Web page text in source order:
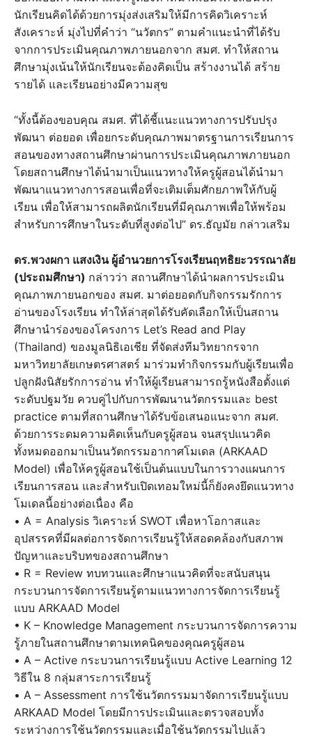
นักเรียนคิดได้ด้วยการมุ่งส่งเสริมให้มีการคิดวิเคราะห์
สังเคราะห์ มุ่งไปที่คำว่า “นวัตกร” ตามคำแนะนำที่ได้รับ
จากการประเมินคุณภาพภายนอกจาก สมศ. ทำให้สถาน
ศึกษามุ่งเน้นให้นักเรียนจะต้องคิดเป็น สร้างงานได้ สร้าย
รายได้ และเรียนอย่างมีความสุข
“ทั้งนี้ต้องขอบคุณ สมศ. ที่ได้ชี้แนะแนวทางการปรับปรุง
พัฒนา ต่อยอด เพื่อยกระดับคุณภาพมาตรฐานการเรียนการ
สอนของทางสถานศึกษาผ่านการประเมินคุณภาพภายนอก
โดยสถานศึกษาได้นำมาเป็นแนวทางให้ครูผู้สอนได้นำมา
พัฒนาแนวทางการสอนเพื่อที่จะเติมเต็มศักยภาพให้กับผู้
เรียน เพื่อให้สามารถผลิตนักเรียนที่มีคุณภาพเพื่อให้พร้อม
สำหรับการศึกษาในระดับที่สูงต่อไป” ดร.ธัญมัย กล่าวเสริม
ดร.พวงผกา แสงเงิน ผู้อำนวยการโรงเรียนฤทธิยะวรรณาลัย
(ประถมศึกษา) กล่าวว่า สถานศึกษาได้นำผลการประเมิน
คุณภาพภายนอกของ สมศ. มาต่อยอดกับกิจกรรมรักการ
อ่านของโรงเรียน ทำให้ล่าสุดได้รับคัดเลือกให้เป็นสถาน
ศึกษานำร่องของโครงการ Let’s Read and Play
(Thailand) ของมูลนิธิเอเชีย ที่จัดส่งทีมวิทยากรจาก
มหาวิทยาลัยเกษตรศาสตร์ มาร่วมทำกิจกรรมกับผู้เรียนเพื่อ
ปลูกฝังนิสัยรักการอ่าน ทำให้ผู้เรียนสามารถรู้หนังสือตั้งแต่
ระดับปฐมวัย ควบคู่ไปกับการพัฒนานวัตกรรมและ best
practice ตามที่สถานศึกษาได้รับข้อเสนอแนะจาก สมศ.
ด้วยการระดมความคิดเห็นกับครูผู้สอน จนสรุปแนวคิด
ทั้งหมดออกมาเป็นนวัตกรรมอากาศโมเดล (ARKAAD
Model) เพื่อให้ครูผู้สอนใช้เป็นต้นแบบในการวางแผนการ
เรียนการสอน และสำหรับเปิดเทอมใหม่นี้ก็ยังคงยึดแนวทาง
โมเดลนี้อย่างต่อเนื่อง คือ
• A = Analysis วิเคราะห์ SWOT เพื่อหาโอกาสและ
อุปสรรคที่มีผลต่อการจัดการเรียนรู้ให้สอดคล้องกับสภาพ
ปัญหาและบริบทของสถานศึกษา
• R = Review ทบทวนและศึกษาแนวคิดที่จะสนับสนุน
กระบวนการจัดการเรียนรู้ตามแนวทางการจัดการเรียนรู้
แบบ ARKAAD Model
• K – Knowledge Management กระบวนการจัดการความ
รู้ภายในสถานศึกษาตามเทคนิคของคุณครูผู้สอน
• A – Active กระบวนการเรียนรู้แบบ Active Learning 12
วิธีใน 8 กลุ่มสาระการเรียนรู้
• A – Assessment การใช้นวัตกรรมมาจัดการเรียนรู้แบบ
ARKAAD Model โดยมีการประเมินและตรวจสอบทั้ง
ระหว่างการใช้นวัตกรรมและเมื่อใช้นวัตกรรมไปแล้ว